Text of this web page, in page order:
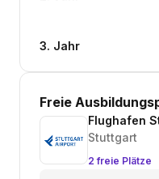
3. Jahr
Freie
Flughafen
Stuttgart
2 freie Plätze